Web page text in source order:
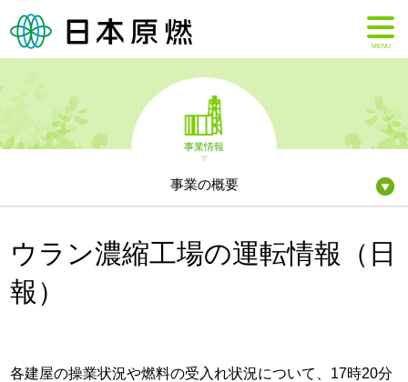
MENU
事業情報
事業の概要
ウラン濃縮工場の運転情報（日
報）
各建屋の操業状況や燃料の受入れ状況について、17時20分